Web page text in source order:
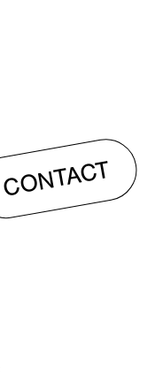
CONTACT